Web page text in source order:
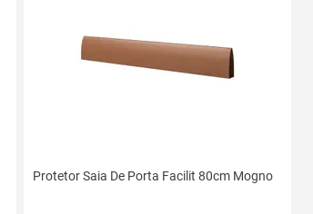
Protetor Saia De Porta Facilit 80cm Mogno